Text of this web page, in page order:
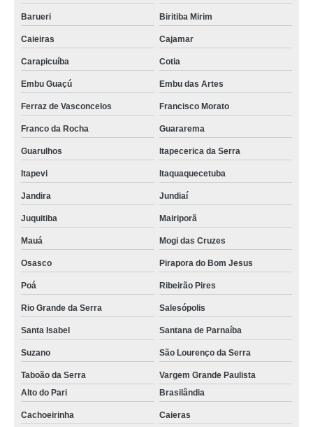
Barueri Biritiba Mirim
Caieiras Cajamar
Carapicuíba Cotia
Embu Guaçú Embu das Artes
Ferraz de Vasconcelos Francisco Morato
Franco da Rocha Guararema
Guarulhos Itapecerica da Serra
Itapevi Itaquaquecetuba
Jandira Jundiaí
Juquitiba Mairiporã
Mauá Mogi das Cruzes
Osasco Pirapora do Bom Jesus
Poá Ribeirão Pires
Rio Grande da Serra Salesópolis
Santa Isabel Santana de Parnaíba
Suzano São Lourenço da Serra
Taboão da Serra
Vargem Grande Paulista
Alto do Pari
Brasilândia
Cachoeirinha Caieras